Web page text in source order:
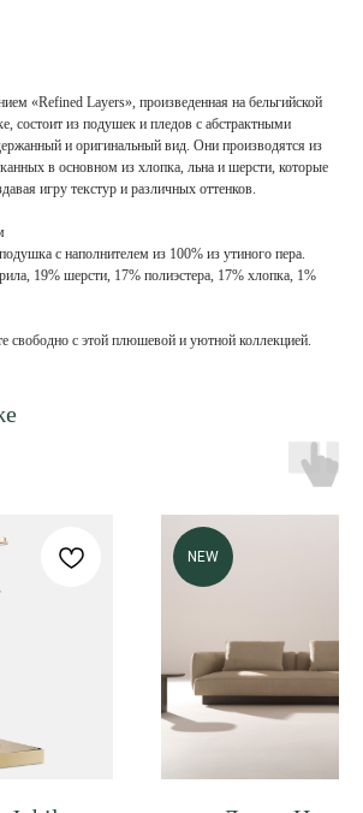
«Refined Layers», произведенная на бельгийской
состоит из подушек и пледов с абстрактными
и оригинальный вид. Они производятся из
в основном из хлопка, льна и шерсти, которые
игру текстур и различных оттенков.
с наполнителем из 100% из утиного пера.
19% шерсти, 17% полиэстера, 17% хлопка, 1%
свободно с этой плюшевой и уютной коллекцией.
NEW